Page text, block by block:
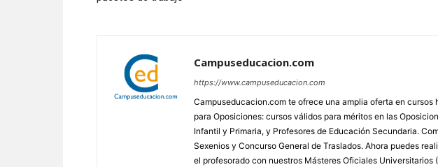
Campuseducacion.com
https://www.campuseducacion.com
Campuseducacion.com te ofrece una amplia oferta en
para Oposiciones: cursos válidos para méritos en las
Infantil y Primaria, y Profesores de Educación Secundaria.
Sexenios y Concurso General de Traslados. Ahora puedes
el profesorado con nuestros Másteres Oficiales Universitarios